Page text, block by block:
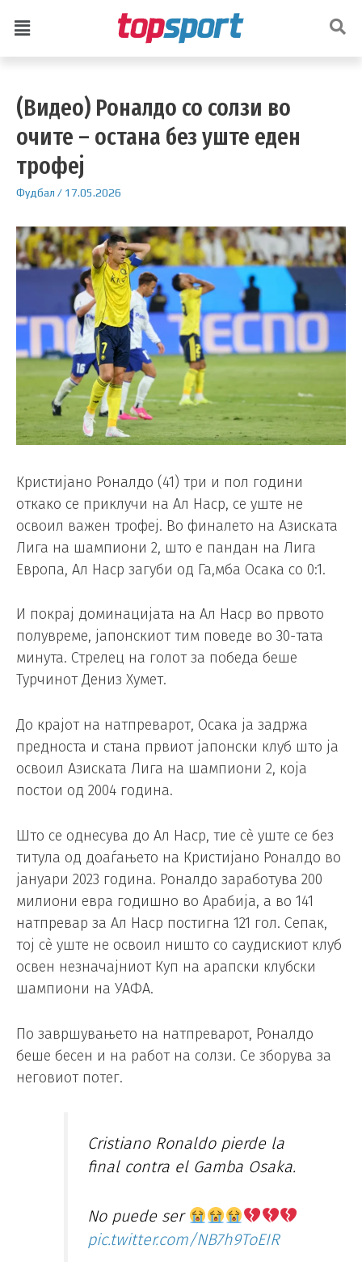
(Видео) Роналдо со солзи во
очите – остана без уште еден
трофеј
Фудбал / 17.05.2026
Кристијано Роналдо (41) три и пол години
откако се приклучи на Ал Наср, се уште не
освоил важен трофеј. Во финалето на Азиската
Лига на шампиони 2, што е пандан на Лига
Европа, Ал Наср загуби од Га,мба Осака со 0:1.
И покрај доминацијата на Ал Наср во првото
полувреме, јапонскиот тим поведе во 30-тата
минута. Стрелец на голот за победа беше
Турчинот Дениз Хумет.
До крајот на натпреварот, Осака ја задржа
предноста и стана првиот јапонски клуб што ја
освоил Азиската Лига на шампиони 2, која
постои од 2004 година.
Што се однесува до Ал Наср, тие сè уште се без
титула од доаѓањето на Кристијано Роналдо во
јануари 2023 година. Роналдо заработува 200
милиони евра годишно во Арабија, а во 141
натпревар за Ал Наср постигна 121 гол. Сепак,
тој сè уште не освоил ништо со саудискиот клуб
освен незначајниот Куп на арапски клубски
шампиони на УАФА.
По завршувањето на натпреварот, Роналдо
беше бесен и на работ на солзи. Се зборува за
неговиот потег.
Cristiano Ronaldo pierde la
final contra el Gamba Osaka.
No puede ser
pic.twitter.com/NB7h9ToEIR